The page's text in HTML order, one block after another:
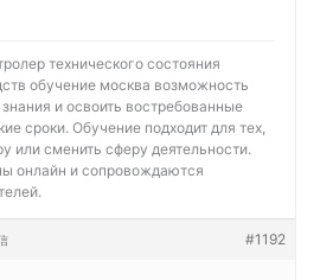
технического состояния
обучение москва возможность
и освоить востребованные
сроки. Обучение подходит для тех,
или сменить сферу деятельности.
онлайн и сопровождаются
#1192